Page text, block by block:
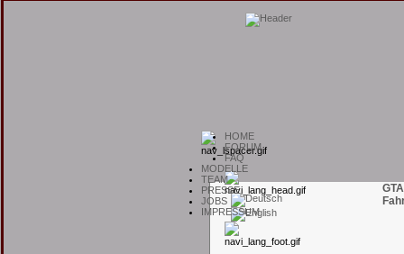
HOME
FORUM
FAQ
MODELLE
TEAM
PRESSE
JOBS
IMPRESSUM